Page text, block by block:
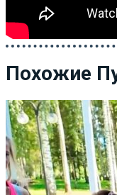
Похожие